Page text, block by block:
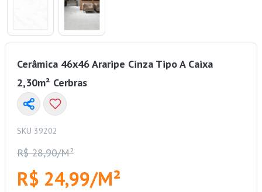
Cerâmica 46x46 Araripe Cinza Tipo A Caixa
2,30m² Cerbras
SKU 39202
R$ 28,90/M²
R$ 24,99/M²